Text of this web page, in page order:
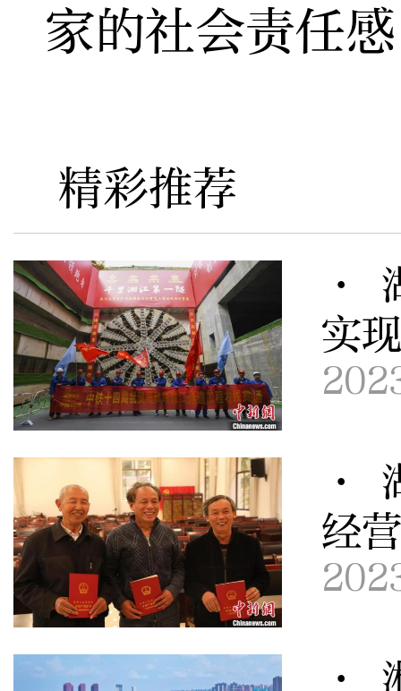
家的社会责任
精彩推荐
·
实
·
经
·